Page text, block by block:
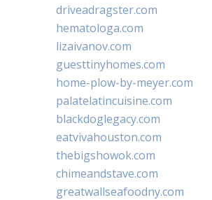
driveadragster.com
hematologa.com
lizaivanov.com
guesttinyhomes.com
home-plow-by-meyer.com
palatelatincuisine.com
blackdoglegacy.com
eatvivahouston.com
thebigshowok.com
chimeandstave.com
greatwallseafoodny.com